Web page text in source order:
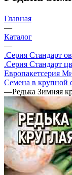
Главная
—
Каталог
—
.Серия Стандарт
.Серия Стандарт
Европакетсерия
Семена в крупной
—Редька Зимняя